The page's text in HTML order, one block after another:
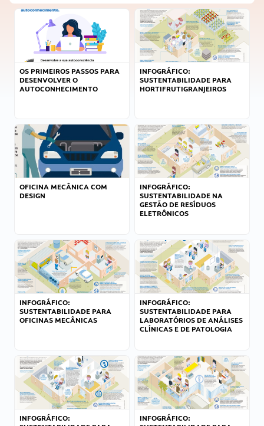
OS PRIMEIROS PASSOS PARA
DESENVOLVER O
AUTOCONHECIMENTO
INFOGRÁFICO:
SUSTENTABILIDADE PARA
HORTIFRUTIGRANJEIROS
OFICINA MECÂNICA COM
DESIGN
INFOGRÁFICO:
SUSTENTABILIDADE NA
GESTÃO DE RESÍDUOS
ELETRÔNICOS
INFOGRÁFICO:
SUSTENTABILIDADE PARA
OFICINAS MECÂNICAS
INFOGRÁFICO:
SUSTENTABILIDADE PARA
LABORATÓRIOS DE ANÁLISES
CLÍNICAS E DE PATOLOGIA
INFOGRÁFICO:
INFOGRÁFICO: